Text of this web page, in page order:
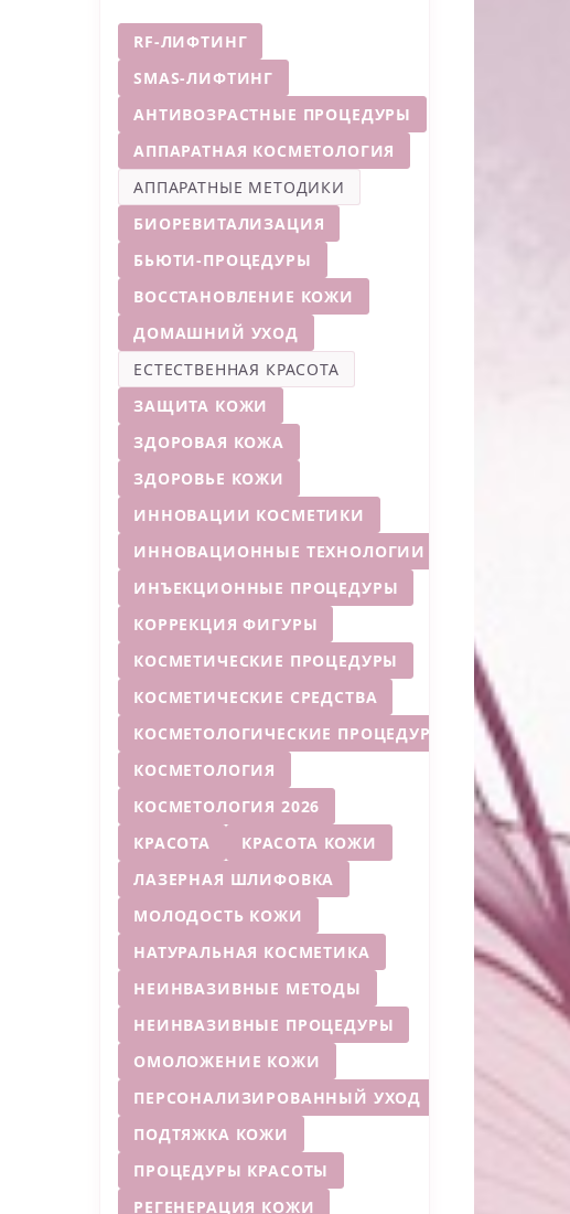
RF-ЛИФТИНГ
SMAS-ЛИФТИНГ
АНТИВОЗРАСТНЫЕ ПРОЦЕДУРЫ
АППАРАТНАЯ КОСМЕТОЛОГИЯ
АППАРАТНЫЕ МЕТОДИКИ
БИОРЕВИТАЛИЗАЦИЯ
БЬЮТИ-ПРОЦЕДУРЫ
ВОССТАНОВЛЕНИЕ КОЖИ
ДОМАШНИЙ УХОД
ЕСТЕСТВЕННАЯ КРАСОТА
ЗАЩИТА КОЖИ
ЗДОРОВАЯ КОЖА
ЗДОРОВЬЕ КОЖИ
ИННОВАЦИИ КОСМЕТИКИ
ИННОВАЦИОННЫЕ ТЕХНОЛОГИИ
ИНЪЕКЦИОННЫЕ ПРОЦЕДУРЫ
КОРРЕКЦИЯ ФИГУРЫ
КОСМЕТИЧЕСКИЕ ПРОЦЕДУРЫ
КОСМЕТИЧЕСКИЕ СРЕДСТВА
КОСМЕТОЛОГИЧЕСКИЕ ПРОЦЕДУРЫ
КОСМЕТОЛОГИЯ
КОСМЕТОЛОГИЯ 2026
КРАСОТА
КРАСОТА КОЖИ
ЛАЗЕРНАЯ ШЛИФОВКА
МОЛОДОСТЬ КОЖИ
НАТУРАЛЬНАЯ КОСМЕТИКА
НЕИНВАЗИВНЫЕ МЕТОДЫ
НЕИНВАЗИВНЫЕ ПРОЦЕДУРЫ
ОМОЛОЖЕНИЕ КОЖИ
ПЕРСОНАЛИЗИРОВАННЫЙ УХОД
ПОДТЯЖКА КОЖИ
ПРОЦЕДУРЫ КРАСОТЫ
РЕГЕНЕРАЦИЯ КОЖИ